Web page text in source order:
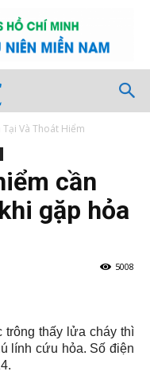
Tại Và Thoát Hiểm
cần
gặp hỏa
5008
trông thấy lửa cháy thì
lính cứu hỏa. Số điện